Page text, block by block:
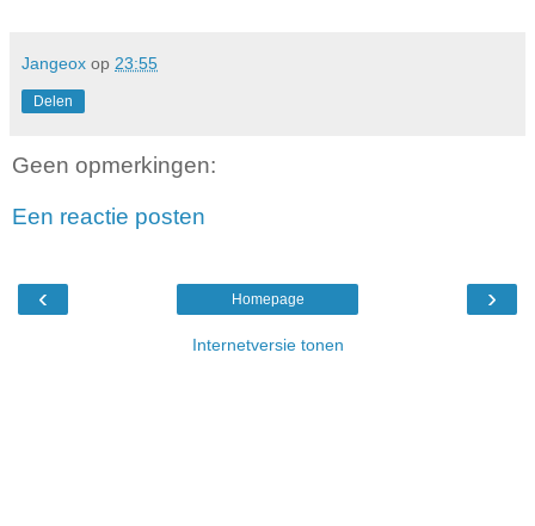
Jangeox op 23:55
Delen
Geen opmerkingen:
Een reactie posten
‹ ›
Homepage
Internetversie tonen